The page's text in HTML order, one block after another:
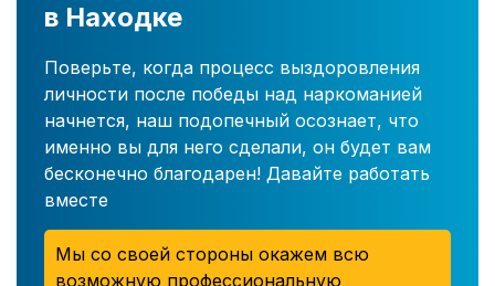
в Находке
Поверьте, когда процесс выздоровления
личности после победы над наркоманией
начнется, наш подопечный осознает, что
именно вы для него сделали, он будет вам
бесконечно благодарен! Давайте работать
вместе
Мы со своей стороны окажем всю
возможную профессиональную